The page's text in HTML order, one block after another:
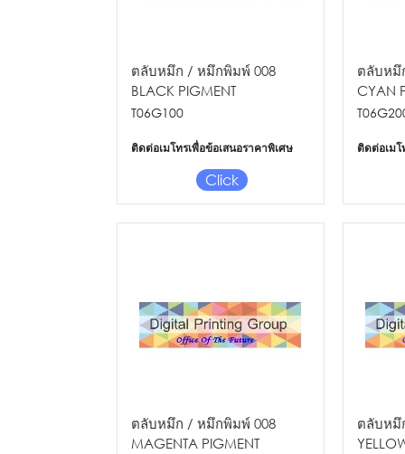
Click
ตลับหมึก / หมึกพิมพ์ 008
BLACK PIGMENT
127ML/L15150/L15160
T06G100
ติดต่อเมโทรเพื่อข้อเสนอราคาพิเศษ
ตลับหมึ
CYAN
70ML/
ติดต่อเมโ
ตลับหมึก / หมึกพิมพ์ 008
MAGENTA PIGMENT
ตลับหมึ